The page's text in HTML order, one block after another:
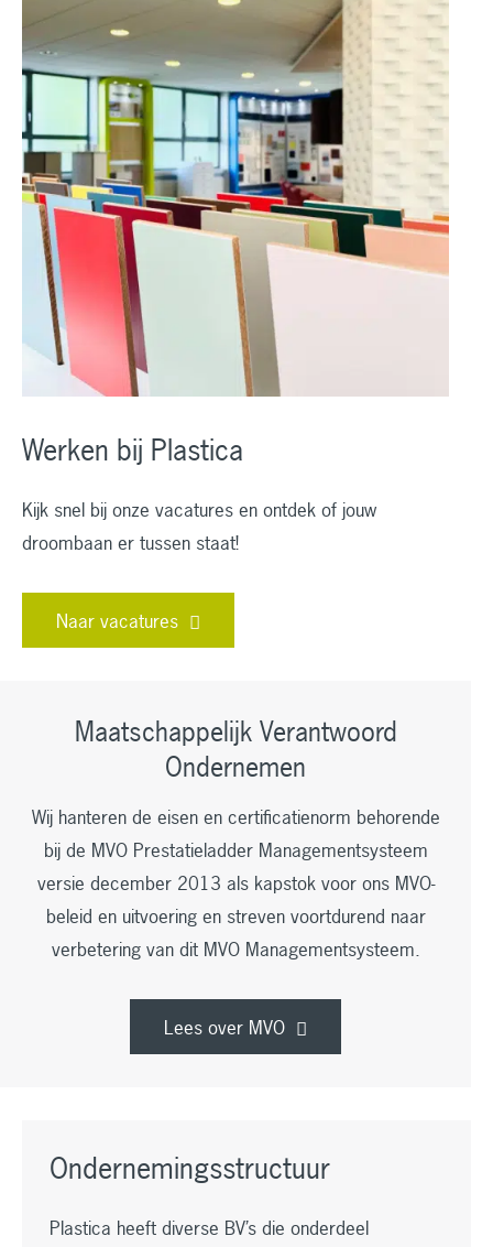
Werken bij Plastica
Kijk snel bij onze vacatures en ontdek of jouw
droombaan er tussen staat!
Naar vacatures
Maatschappelijk Verantwoord
Ondernemen
Wij hanteren de eisen en certificatienorm behorende
bij de MVO Prestatieladder Managementsysteem
versie december 2013 als kapstok voor ons MVO-
beleid en uitvoering en streven voortdurend naar
verbetering van dit MVO Managementsysteem.
Lees over MVO
Ondernemingsstructuur
Plastica heeft diverse BV’s die onderdeel